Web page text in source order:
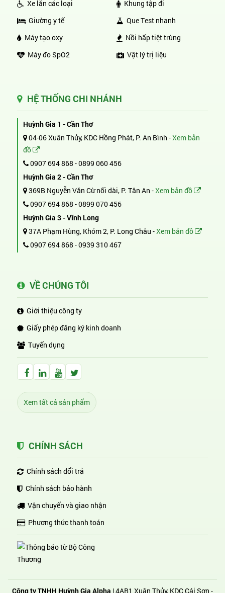
Xe lăn các loại
Giường y tế
Máy tạo oxy
Máy đo SpO2
Khung tập đi
Que Test nhanh
Nồi hấp tiệt trùng
Vật lý trị liệu
HỆ THỐNG CHI NHÁNH
Huỳnh Gia 1 - Cần Thơ
04-06 Xuân Thủy, KDC Hồng Phát, P. An Bình -Xem bản
đồ
0907 694 868 -0899 060 456
Huỳnh Gia 2 - Cần Thơ
369B Nguyễn Văn Cừ nối dài, P. Tân An -Xem bản đồ
0907 694 868 -0899 070 456
Huỳnh Gia 3 - Vĩnh Long
37A Phạm Hùng, Khóm 2, P. Long Châu -Xem bản đồ
0907 694 868 -0939 310 467
VỀ CHÚNG TÔI
Giới thiệu công ty
Giấy phép đăng ký kinh doanh
Tuyển dụng
Facebook Huỳnh Gia Alpha
LinkedIn Huỳnh Gia Alpha
YouTube Huỳnh Gia Alpha
Twitter Huỳnh Gia Alpha
Xem tất cả sản phẩm
CHÍNH SÁCH
Chính sách đổi trả
Chính sách bảo hành
Vận chuyển và giao nhận
Phương thức thanh toán
Công ty TNHH Huỳnh Gia Alpha | 4AB1 Xuân Thủy, KDC Cái Sơn -